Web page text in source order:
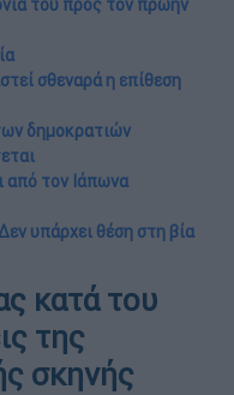
του προς τον πρώην
σθεναρά η επίθεση
δημοκρατιών
από τον Ιάπωνα
υπάρχει θέση στη βία
κατά του
της
σκηνής